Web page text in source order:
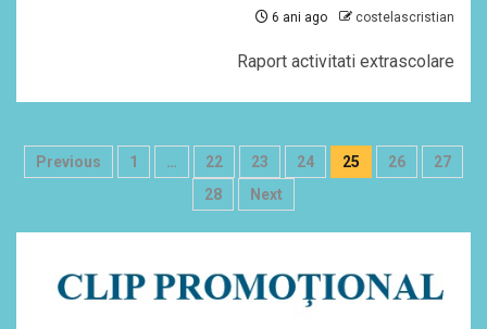
6 ani ago costelascristian
Raport activitati extrascolare
Paginație
Previous 1 … 22 23 24 25 26
27
28
Next